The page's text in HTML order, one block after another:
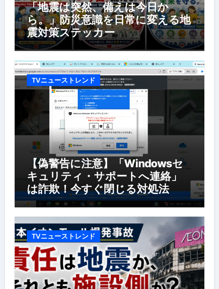
「地震は突然、備えは今日か
ら。」防災意識を日常に変える地
震対策ステッカー
TVニューストレンド
【偽警告に注意】「Windowsセ
キュリティ・サポートへ連絡」
は詐欺！今すぐ閉じる対処法
TVニューストレンド